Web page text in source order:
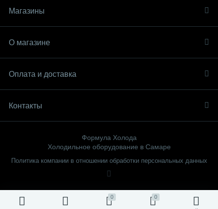
0 0
Магазины
О магазине
Оплата и доставка
Контакты
Формула Холода
Холодильное оборудование в Самаре
Политика компании в отношении обработки персональных данных